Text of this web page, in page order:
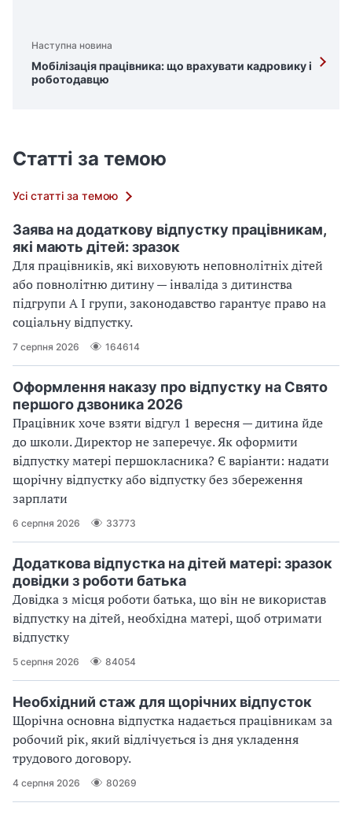
Наступна новина
Мобілізація працівника: що врахувати кадровику і
роботодавцю
Статті за темою
Усі статті за темою
Заява на додаткову відпустку працівникам,
які мають дітей: зразок
Для працівників, які виховують неповнолітніх дітей
або повнолітню дитину — інваліда з дитинства
підгрупи А І групи, законодавство гарантує право на
соціальну відпустку.
7 серпня 2026 164614
Оформлення наказу про відпустку на Свято
першого дзвоника 2026
Працівник хоче взяти відгул 1 вересня — дитина йде
до школи. Директор не заперечує. Як оформити
відпустку матері першокласника? Є варіанти: надати
щорічну відпустку або відпустку без збереження
зарплати
6 серпня 2026 33773
Додаткова відпустка на дітей матері: зразок
довідки з роботи батька
Довідка з місця роботи батька, що він не використав
відпустку на дітей, необхідна матері, щоб отримати
відпустку
5 серпня 2026 84054
Необхідний стаж для щорічних відпусток
Щорічна основна відпустка надається працівникам за
робочий рік, який відлічується із дня укладення
трудового договору.
4 серпня 2026 80269